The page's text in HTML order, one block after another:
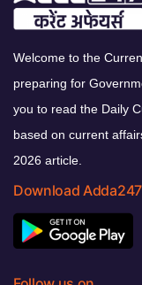
Welcome to the
preparing for
you to read the Daily
based on current
2026 article.
Download